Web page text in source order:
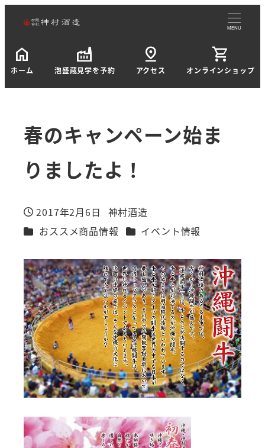
home
ホーム
factory
泡盛蔵見学を予約
pin_drop
アクセス
shopping_cart
オンラインショップ
MENU
春のキャンペーン始ま
りましたよ！
投稿日
2017年2月6日
著
者
神村酒造
カテゴリー
おススメ商品情報 カテゴリー
イベント情報